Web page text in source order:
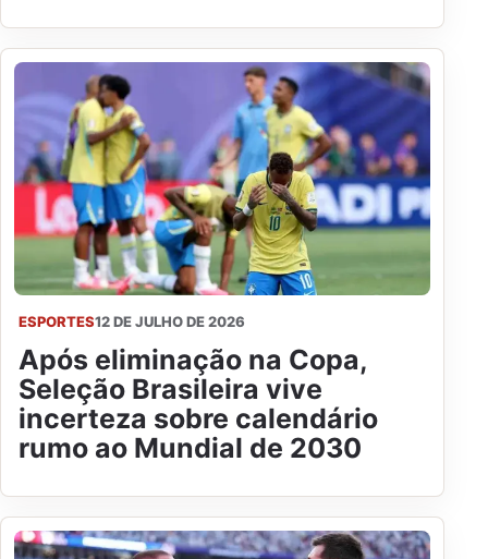
ESPORTES12 DE JULHO DE 2026
Após eliminação na Copa,
Seleção Brasileira vive
incerteza sobre calendário
rumo ao Mundial de 2030